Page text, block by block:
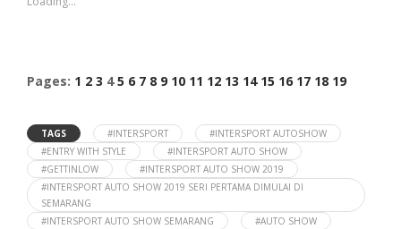
Pages: 1 2 3 4 5 6 7 8 9 10 11 12 13 14 15 16 17 18 19
TAGS #INTERSPORT
#INTERSPORT AUTOSHOW
#ENTRY WITH STYLE
#INTERSPORT AUTO SHOW
#GETTINLOW
#INTERSPORT AUTO SHOW 2019
#INTERSPORT AUTO SHOW 2019 SERI PERTAMA DIMULAI DI
SEMARANG
#INTERSPORT AUTO SHOW SEMARANG
#AUTO SHOW